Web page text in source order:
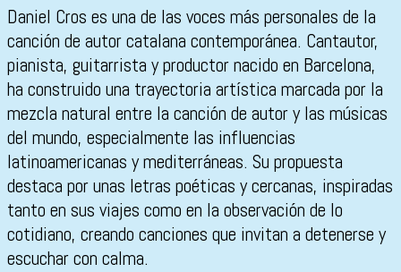
Daniel Cros es una de las voces más personales de la
canción de autor catalana contemporánea. Cantautor,
pianista, guitarrista y productor nacido en Barcelona,
ha construido una trayectoria artística marcada por la
mezcla natural entre la canción de autor y las músicas
del mundo, especialmente las influencias
latinoamericanas y mediterráneas. Su propuesta
destaca por unas letras poéticas y cercanas, inspiradas
tanto en sus viajes como en la observación de lo
cotidiano, creando canciones que invitan a detenerse y
escuchar con calma.